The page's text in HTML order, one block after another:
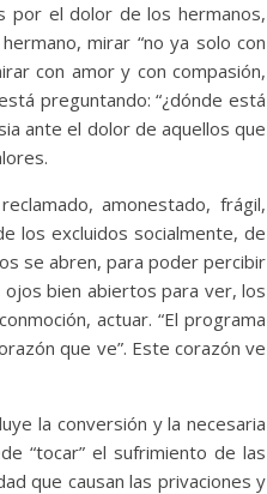
por el dolor de los hermanos,
mirar “no ya solo con
con amor y con compasión,
preguntando: “¿dónde está
ante el dolor de aquellos que
amonestado, frágil,
los excluidos socialmente, de
se abren, para poder percibir
bien abiertos para ver, los
actuar. “El programa
que ve”. Este corazón ve
la conversión y la necesaria
“tocar” el sufrimiento de las
que causan las privaciones y